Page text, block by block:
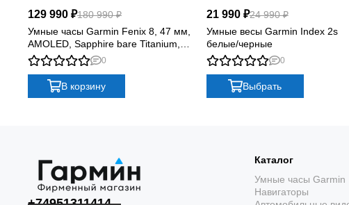
129 990 ₽180 990 ₽
Умные часы Garmin Fenix 8, 47 мм,
AMOLED, Sapphire bare Titanium,
graphite with titanium band plus
graphite silicone band
0
В корзину
21 990 ₽24 990 ₽
Умные весы Garmin Index 2s
белые/черные
0
Выбрать
Каталог
Умные часы Garmin
Навигаторы